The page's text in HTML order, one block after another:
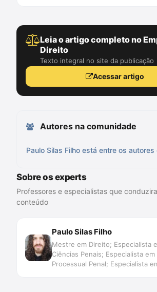
Leia o artigo completo no
Direito
Texto integral no site da publicação
Acessar artigo
Autores na comunidade
Paulo Silas Filho está entre os
Sobre os experts
Professores e especialistas que
conteúdo
Paulo Silas Filho
Mestre em Direito; Especialista
Ciências Penais; Especialista
Processual Penal; Especialista